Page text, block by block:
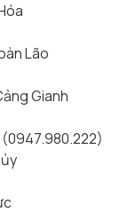
Lão
Gianh
(0947.980.222)